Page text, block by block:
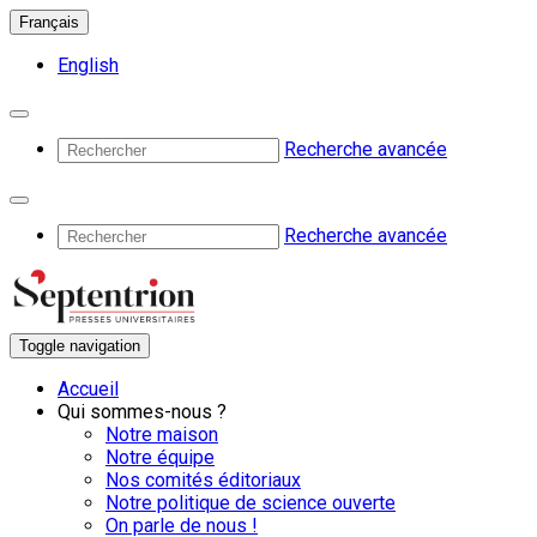
Français
English
Recherche avancée
Recherche avancée
Toggle navigation
Accueil
Qui sommes-nous ?
Notre maison
Notre équipe
Nos comités éditoriaux
Notre politique de science ouverte
On parle de nous !